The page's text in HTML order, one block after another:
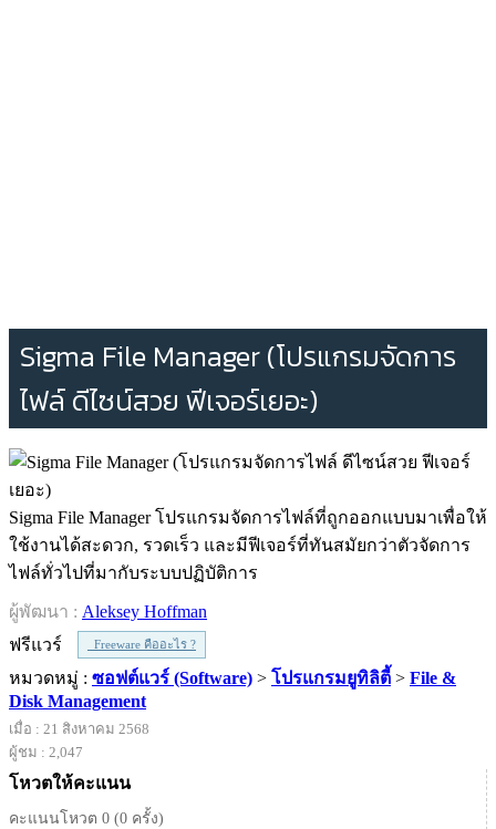
Sigma File Manager (โปรแกรมจัดการ
ไฟล์ ดีไซน์สวย ฟีเจอร์เยอะ)
Sigma File Manager โปรแกรมจัดการไฟล์ที่ถูกออกแบบมาเพื่อให้
ใช้งานได้สะดวก, รวดเร็ว และมีฟีเจอร์ที่ทันสมัยกว่าตัวจัดการ
ไฟล์ทั่วไปที่มากับระบบปฏิบัติการ
ผู้พัฒนา : Aleksey Hoffman
ฟรีแวร์
Freeware คืออะไร ?
หมวดหมู่ : ซอฟต์แวร์ (Software) > โปรแกรมยูทิลิตี้ > File &
Disk Management
เมื่อ : 21 สิงหาคม 2568
ผู้ชม : 2,047
โหวตให้คะแนน
คะแนนโหวต 0 (0 ครั้ง)